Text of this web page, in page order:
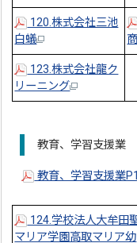
120.株式会社三池
白蟻
123.株式会社龍ク
リーニング
教育、学習支援業
教育、学習支援業
124.学校法人大牟田
マリア学園高取マリア幼